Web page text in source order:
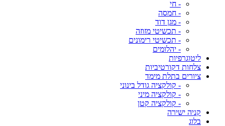
- חי
- חמסה
- מגן דוד
- תכשיטי מזוזה
- תכשיטי רימונים
- יהלומים
ליטוגרפיות
צלחות דקורטיביות
ציורים בתלת מימד
- קולקציה גודל בינוני
- קולקציה מיני
- קולקציה קטן
קניה ישירה
בלוג